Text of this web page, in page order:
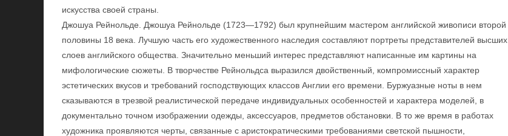
искусства своей страны.
Джошуа Рейнольде. Джошуа Рейнольде (1723—1792) был крупнейшим мастером английской живописи второй
половины 18 века. Лучшую часть его художественного наследия составляют портреты представителей высших
слоев английского общества. Значительно меньший интерес представляют написанные им картины на
мифологические сюжеты. В творчестве Рейнольдса выразился двойственный, компромиссный характер
эстетических вкусов и требований господствующих классов Англии его времени. Буржуазные ноты в нем
сказываются в трезвой реалистической передаче индивидуальных особенностей и характера моделей, в
документально точном изображении одежды, аксессуаров, предметов обстановки. В то же время в работах
художника проявляются черты, связанные с аристократическими требованиями светской пышности,